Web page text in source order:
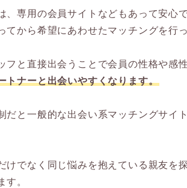
、専用の会員サイトなどもあって安心
てから希望にあわせたマッチングを行
フと直接出会うことで会員の性格や感性
トナーと出会いやすくなります。
だと一般的な出会い系マッチングサイ
けでなく同じ悩みを抱えている親友を
す。